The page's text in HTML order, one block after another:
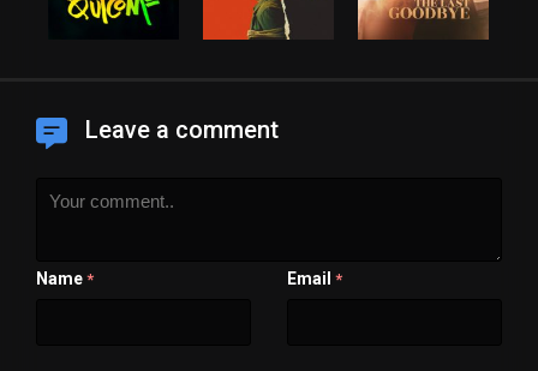
Leave a comment
Name * Email *